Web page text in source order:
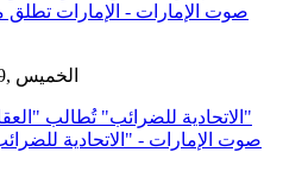
GMT 19:54 2018 الخميس ,19 تموز / يوليو
"الاتحادية للضرائب" تُطالب "العقارات" بتطبيق "القيمة المضافة"